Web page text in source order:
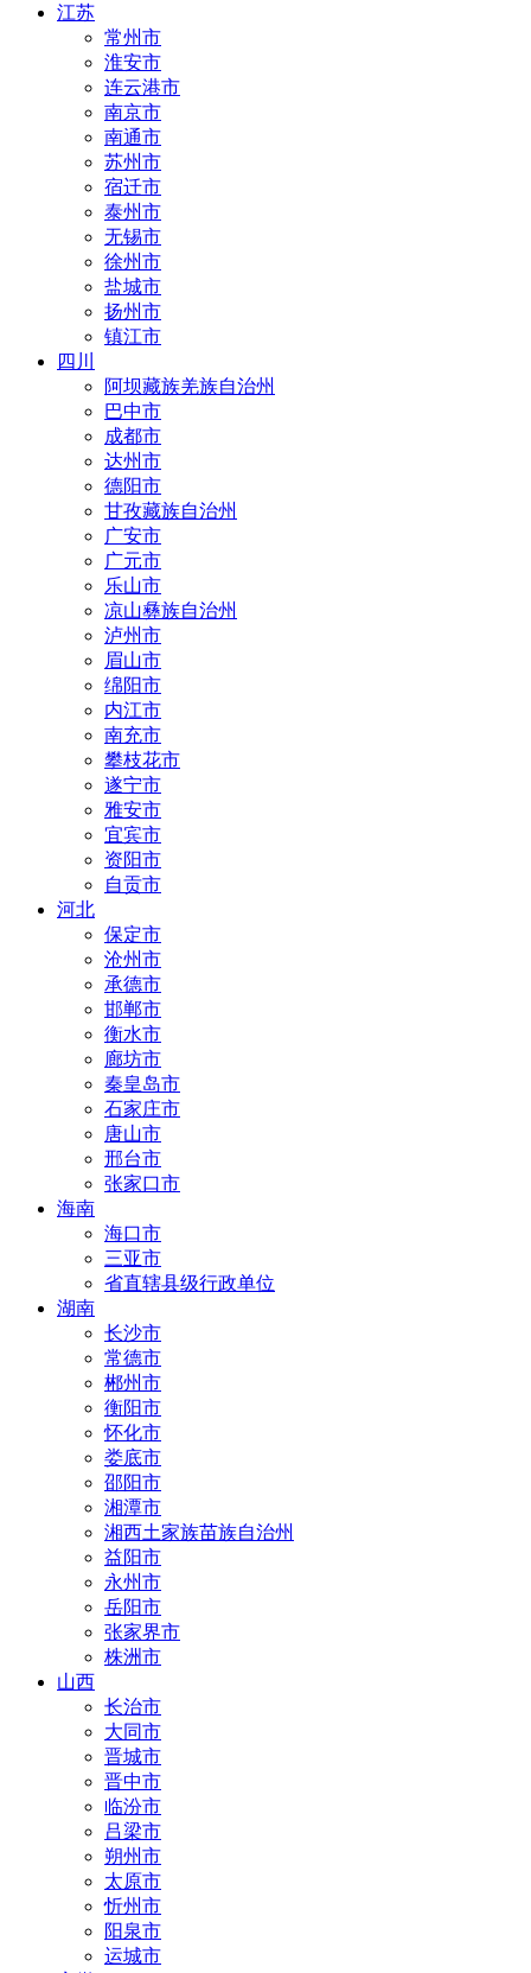
江苏
常州市
淮安市
连云港市
南京市
南通市
苏州市
宿迁市
泰州市
无锡市
徐州市
盐城市
扬州市
镇江市
四川
阿坝藏族羌族自治州
巴中市
成都市
达州市
德阳市
甘孜藏族自治州
广安市
广元市
乐山市
凉山彝族自治州
泸州市
眉山市
绵阳市
内江市
南充市
攀枝花市
遂宁市
雅安市
宜宾市
资阳市
自贡市
河北
保定市
沧州市
承德市
邯郸市
衡水市
廊坊市
秦皇岛市
石家庄市
唐山市
邢台市
张家口市
海南
海口市
三亚市
省直辖县级行政单位
湖南
长沙市
常德市
郴州市
衡阳市
怀化市
娄底市
邵阳市
湘潭市
湘西土家族苗族自治州
益阳市
永州市
岳阳市
张家界市
株洲市
山西
长治市
大同市
晋城市
晋中市
临汾市
吕梁市
朔州市
太原市
忻州市
阳泉市
运城市